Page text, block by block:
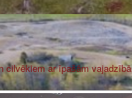
cilvēkiem ar īpašām